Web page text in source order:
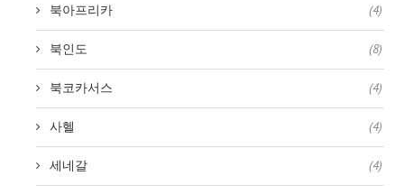
북아프리카 (4)
북인도 (8)
북코카서스 (4)
사헬 (4)
세네갈 (4)